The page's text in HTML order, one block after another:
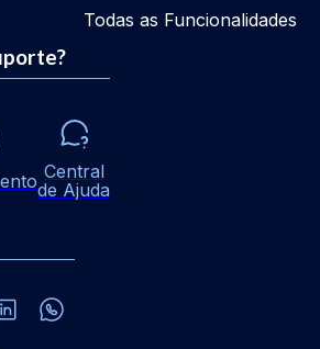
Todas as Funcionalidades
Central
de Ajuda